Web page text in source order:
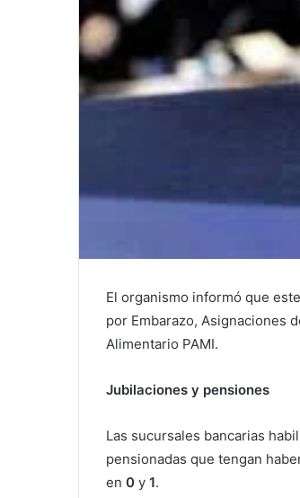
El organismo informó que
por Embarazo, Asignaciones
Alimentario PAMI.
Jubilaciones y pensiones
Las sucursales bancarias
pensionadas que tengan
en 0 y 1.